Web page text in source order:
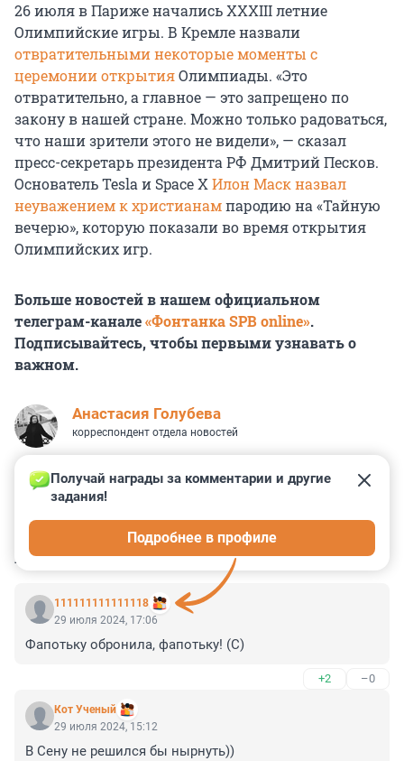
26 июля в Париже начались XXXIII летние
Олимпийские игры. В Кремле назвали
отвратительными некоторые моменты с
церемонии открытияОлимпиады. «Это
отвратительно, а главное — это запрещено по
закону в нашей стране. Можно только радоваться,
что наши зрители этого не видели», — сказал
пресс-секретарь президента РФ Дмитрий Песков.
Основатель Tesla и Space X Илон Маск назвал
неуважением к христианампародию на «Тайную
вечерю», которую показали во время открытия
Олимпийских игр.
Больше новостей в нашем официальном
телеграм-канале«Фонтанка SPB online».
Подписывайтесь, чтобы первыми узнавать о
важном.
Анастасия Голубева
корреспондент отдела новостей
КОММЕНТАРИИ 13
111111111111118
Получай награды за комментарии и другие
задания!
Подробнее в профиле
29 июля 2024, 17:06
Фапотьку обронила, фапотьку! (С)
+2 –0
Кот Ученый
29 июля 2024, 15:12
В Сену не решился бы нырнуть))